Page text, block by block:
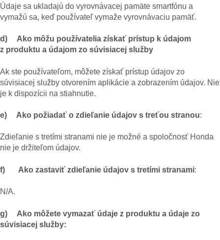
Údaje sa ukladajú do vyrovnávacej pamäte smartfónu a
vymažú sa, keď používateľ vymaže vyrovnávaciu pamäť.
d) Ako môžu používatelia získať prístup k údajom
z produktu a údajom zo súvisiacej služby
Ak ste používateľom, môžete získať prístup údajov zo
súvisiacej služby otvorením aplikácie a zobrazením údajov. Nie
je k dispozícii na stiahnutie.
e) Ako požiadať o zdieľanie údajov s treťou stranou:
Zdieľanie s tretími stranami nie je možné a spoločnosť Honda
nie je držiteľom údajov.
f) Ako zastaviť zdieľanie údajov s tretími stranami:
N/A.
g) Ako môžete vymazať údaje z produktu a údaje zo
súvisiacej služby: